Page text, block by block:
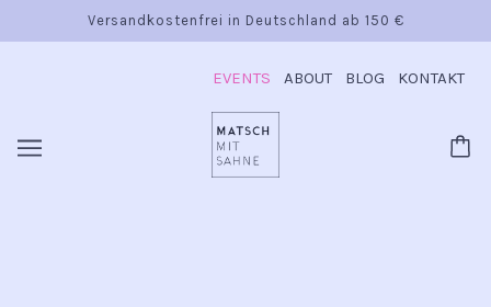
Versandkostenfrei in Deutschland ab 150 €
EVENTS ABOUT BLOG KONTAKT